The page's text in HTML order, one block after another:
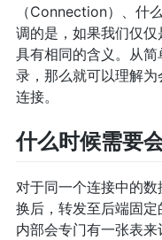
（Connection）、什
调的是，如果我们仅
具有相同的含义。从
录，那么就可以理解
连接。
什么时候需要
对于同一个连接中的
换后，转发至后端固
内部会专门有一张表